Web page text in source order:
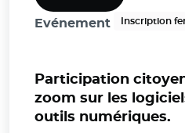
Evénement Inscription
Participation
zoom sur les
outils numériques.